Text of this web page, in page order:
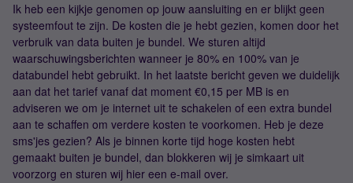
Ik heb een kijkje genomen op jouw aansluiting en er blijkt geen
systeemfout te zijn. De kosten die je hebt gezien, komen door het
verbruik van data buiten je bundel. We sturen altijd
waarschuwingsberichten wanneer je 80% en 100% van je
databundel hebt gebruikt. In het laatste bericht geven we duidelijk
aan dat het tarief vanaf dat moment €0,15 per MB is en
adviseren we om je internet uit te schakelen of een extra bundel
aan te schaffen om verdere kosten te voorkomen. Heb je deze
sms'jes gezien? Als je binnen korte tijd hoge kosten hebt
gemaakt buiten je bundel, dan blokkeren wij je simkaart uit
voorzorg en sturen wij hier een e-mail over.